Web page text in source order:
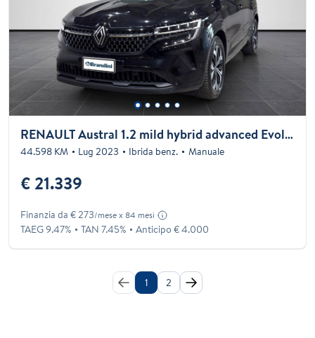
RENAULT Austral 1.2 mild hybrid advanced Evolution 130cv
44.598 KM Lug 2023 Ibrida benz. Manuale
€ 21.339
Finanzia da € 273/mese x 84 mesi
TAEG 9.47% TAN 7.45% Anticipo € 4.000
1 2